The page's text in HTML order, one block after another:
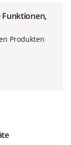
Produkten